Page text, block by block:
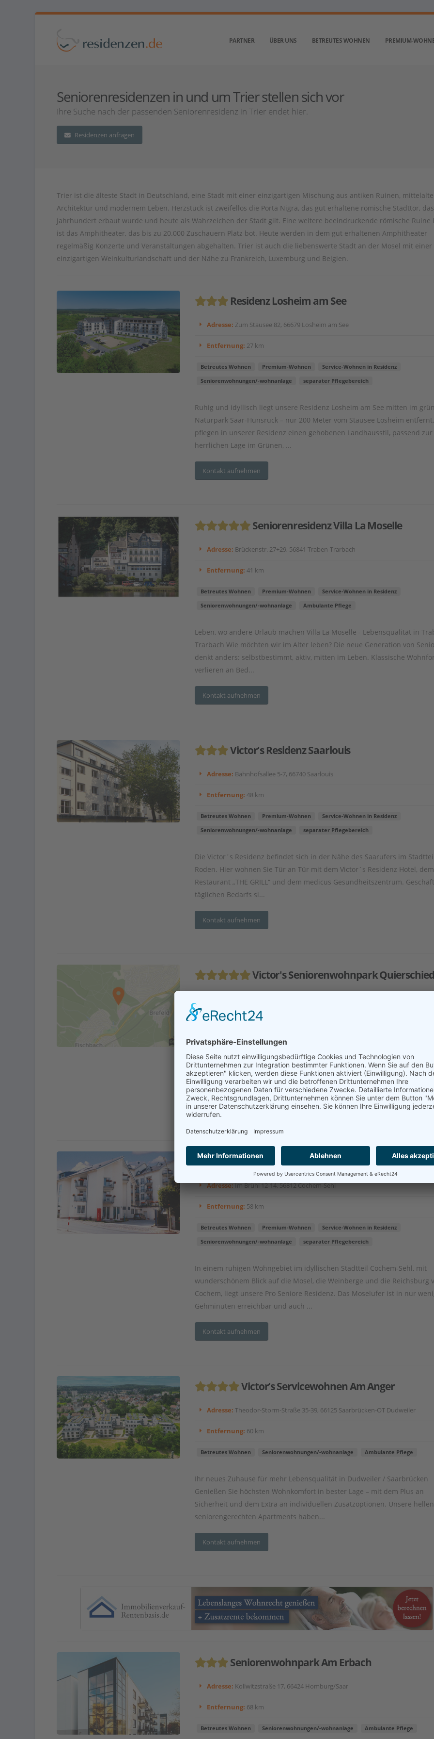
PARTNER ÜBER UNS BETREUTES WOHNEN PREMIUM-
Seniorenresidenzen in und um Trier stellen sich vor
Ihre Suche nach der passenden Seniorenresidenz in Trier endet hier.
Residenzen anfragen
Trier ist die älteste Stadt in Deutschland, eine Stadt mit einer einzigartigen Mischung aus antiken Ruinen,
Architektur und modernem Leben. Herzstück ist zweifellos die Porta Nigra, das gut erhaltene römische Stadttor,
Jahrhundert erbaut wurde und heute als Wahrzeichen der Stadt gilt. Eine weitere beeindruckende römische Ruine
ist das Amphitheater, das bis zu 20.000 Zuschauern Platz bot. Heute werden in dem gut erhaltenen Amphitheater
regelmäßig Konzerte und Veranstaltungen abgehalten. Trier ist auch die liebenswerte Stadt an der Mosel mit einer
einzigartigen Weinkulturlandschaft und der Nähe zu Frankreich, Luxemburg und Belgien.
Residenz Losheim am See
Adresse: Zum Stausee 82, 66679 Losheim am See
Entfernung: 27 km
Betreutes Wohnen Premium-Wohnen Service-Wohnen in Residenz
Seniorenwohnungen/-wohnanlage separater Pflegebereich
Ruhig und idyllisch liegt unsere Residenz Losheim am See mitten im
Naturpark Saar-Hunsrück – nur 200 Meter vom Stausee Losheim
pflegen in unserer Residenz einen gehobenen Landhausstil, passend zur
herrlichen Lage im Grünen, ...
Kontakt aufnehmen
Seniorenresidenz Villa La Moselle
Adresse: Brückenstr. 27+29, 56841 Traben-Trarbach
Entfernung: 41 km
Betreutes Wohnen Premium-Wohnen Service-Wohnen in Residenz
Seniorenwohnungen/-wohnanlage Ambulante Pflege
Leben, wo andere Urlaub machen Villa La Moselle - Lebensqualität in
Trarbach Wie möchten wir im Alter leben? Die neue Generation von
denkt anders: selbstbestimmt, aktiv, mitten im Leben. Klassische
verlieren an Bed...
Kontakt aufnehmen
Victor's Residenz Saarlouis
Adresse: Bahnhofsallee 5-7, 66740 Saarlouis
Entfernung: 48 km
Betreutes Wohnen Premium-Wohnen Service-Wohnen in Residenz
Seniorenwohnungen/-wohnanlage separater Pflegebereich
Die Victor´s Residenz befindet sich in der Nähe des Saarufers im Stadtteil
Roden. Hier wohnen Sie Tür an Tür mit dem Victor´s Residenz Hotel, dem
Restaurant „THE GRILL“ und dem medicus Gesundheitszentrum.
täglichen Bedarfs si...
Kontakt aufnehmen
Victor's Seniorenwohnpark Quierschied
Entfernung:56 km
Betreutes Wohnen Premium-Wohnen
Seniorenwohnungen/-wohnanlage Ambulante Pflege
...
Kontakt aufnehmen
Pro Seniore Residenz Cochem
Adresse:Im Brühl 12-14, 56812 Cochem-Sehl
Entfernung: 58 km
Betreutes Wohnen Premium-Wohnen Service-Wohnen in Residenz
Seniorenwohnungen/-wohnanlage separater Pflegebereich
In einem ruhigen Wohngebiet im idyllischen Stadtteil Cochem-Sehl, mit
wunderschönem Blick auf die Mosel, die Weinberge und die Reichsburg
Cochem, liegt unsere Pro Seniore Residenz. Das Moselufer ist in nur
Gehminuten erreichbar und auch ...
Kontakt aufnehmen
Victor’s Servicewohnen Am Anger
Adresse: Theodor-Storm-Straße 35-39, 66125 Saarbrücken-OT Dudweiler
Entfernung: 60 km
Betreutes Wohnen Seniorenwohnungen/-wohnanlage Ambulante Pflege
Ihr neues Zuhause für mehr Lebensqualität in Dudweiler / Saarbrücken
Genießen Sie höchsten Wohnkomfort in bester Lage – mit dem Plus an
Sicherheit und dem Extra an individuellen Zusatzoptionen. Unsere hellen
seniorengerechten Apartments haben...
Kontakt aufnehmen
Seniorenwohnpark Am Erbach
Adresse: Kollwitzstraße 17, 66424 Homburg/Saar
Entfernung: 68 km
Betreutes Wohnen Seniorenwohnungen/-wohnanlage Ambulante Pflege